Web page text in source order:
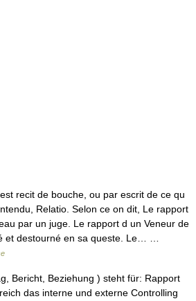
recit de bouche, ou par escrit de ce qu
Relatio. Selon ce on dit, Le rapport
par un juge. Le rapport d un Veneur de
et destourné en sa queste. Le… …
Bericht, Beziehung ) steht für: Rapport
das interne und externe Controlling